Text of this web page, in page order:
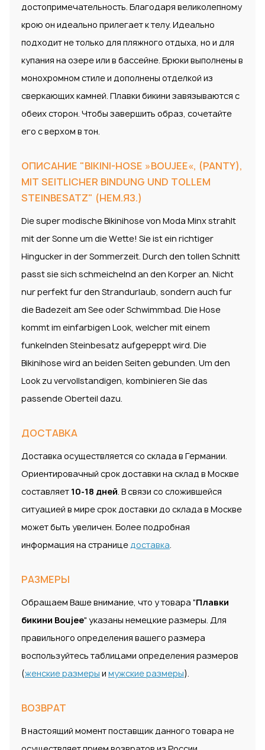
достопримечательность. Благодаря великолепному
крою он идеально прилегает к телу. Идеально
подходит не только для пляжного отдыха, но и для
купания на озере или в бассейне. Брюки выполнены в
монохромном стиле и дополнены отделкой из
сверкающих камней. Плавки бикини завязываются с
обеих сторон. Чтобы завершить образ, сочетайте
его с верхом в тон.
ОПИСАНИЕ "BIKINI-HOSE »BOUJEE«, (PANTY),
MIT SEITLICHER BINDUNG UND TOLLEM
STEINBESATZ" (НЕМ.ЯЗ.)
Die super modische Bikinihose von Moda Minx strahlt
mit der Sonne um die Wette! Sie ist ein richtiger
Hingucker in der Sommerzeit. Durch den tollen Schnitt
passt sie sich schmeichelnd an den Korper an. Nicht
nur perfekt fur den Strandurlaub, sondern auch fur
die Badezeit am See oder Schwimmbad. Die Hose
kommt im einfarbigen Look, welcher mit einem
funkelnden Steinbesatz aufgepeppt wird. Die
Bikinihose wird an beiden Seiten gebunden. Um den
Look zu vervollstandigen, kombinieren Sie das
passende Oberteil dazu.
ДОСТАВКА
Доставка осуществляется со склада в Германии.
Ориентировачный срок доставки на склад в Москве
составляет 10-18 дней. В связи со сложившейся
ситуацией в мире срок доставки до склада в Москве
может быть увеличен. Более подробная
информация на страницедоставка.
РАЗМЕРЫ
Обращаем Ваше внимание, что у товара "Плавки
бикини Boujee" указаны немецкие размеры. Для
правильного определения вашего размера
воспользуйтесь таблицами определения размеров
(женские размеры и мужские размеры).
ВОЗВРАТ
В настоящий момент поставщик данного товара не